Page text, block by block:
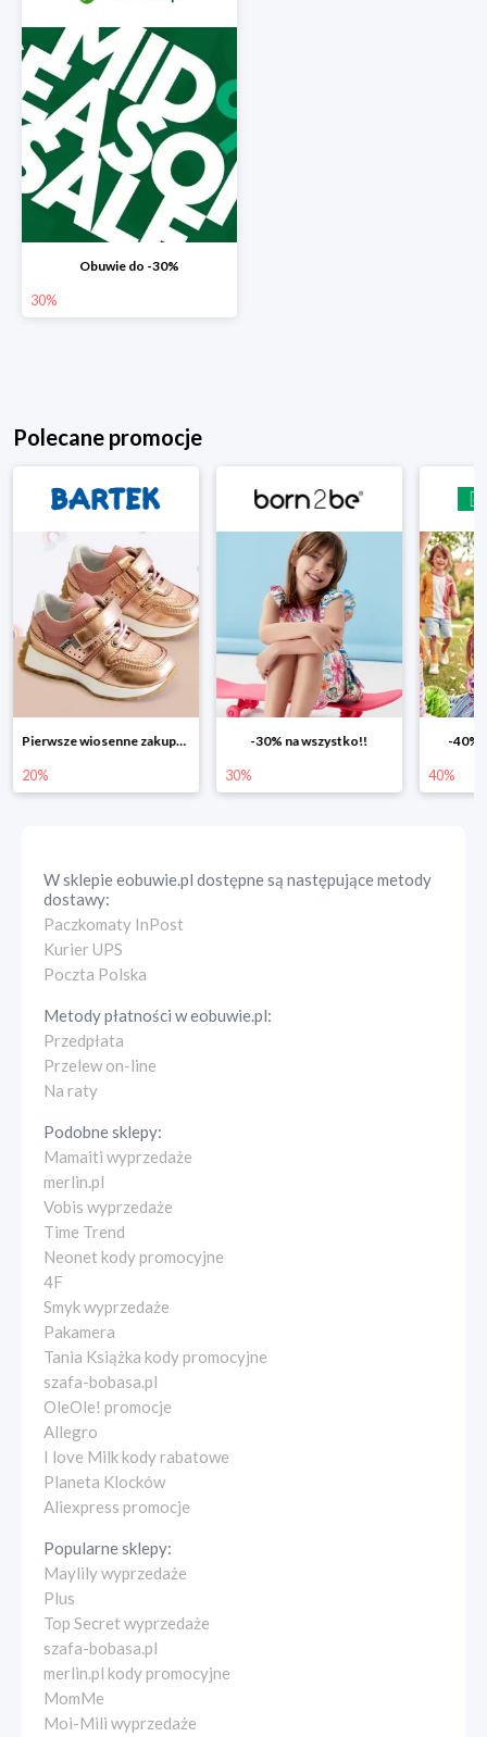
Obuwie do -30%
30%
Polecane promocje
Pierwsze wiosenne zakupy -20%
20%
-30% na wszystko!!
30%
-40%
40%
W sklepieeobuwie.pl dostępne są następujące metody
dostawy:
Paczkomaty InPost
Kurier UPS
Poczta Polska
Metody płatności weobuwie.pl:
Przedpłata
Przelew on-line
Na raty
Podobne sklepy:
Mamaiti wyprzedaże
merlin.pl
Vobis wyprzedaże
Time Trend
Neonet kody promocyjne
4F
Smyk wyprzedaże
Pakamera
Tania Książka kody promocyjne
szafa-bobasa.pl
OleOle! promocje
Allegro
I love Milk kody rabatowe
Planeta Klocków
Aliexpress promocje
Popularne sklepy:
Maylily wyprzedaże
Plus
Top Secret wyprzedaże
szafa-bobasa.pl
merlin.pl kody promocyjne
MomMe
Moi-Mili wyprzedaże